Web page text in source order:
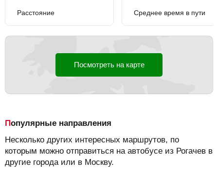
Расстояние Среднее время в пути
Посмотреть на карте
Популярные направления
Несколько других интересных маршрутов, по
которым можно отправиться на автобусе из Рогачев в
другие города или в Москву.